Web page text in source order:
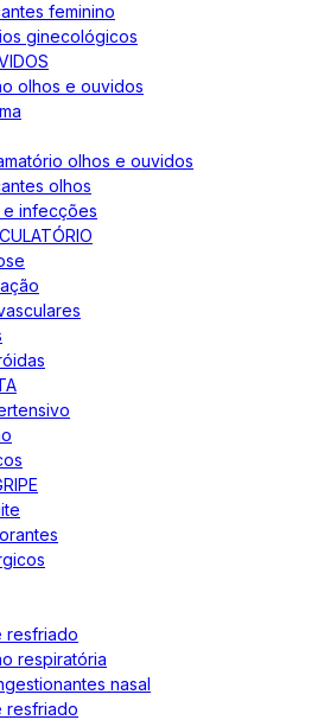
feminino
ginecológicos
olhos e ouvidos
olhos e ouvidos
olhos
e infecções
resfriado
respiratória
nasal
resfriado